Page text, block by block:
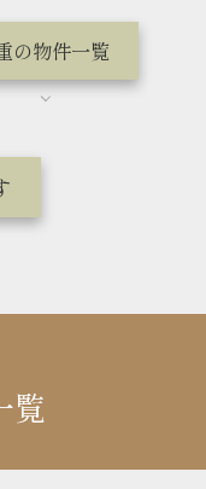
の物件一覧
覧